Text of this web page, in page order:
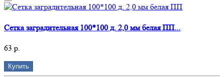
Сетка заградительная 100*100 д. 2,0 мм белая ПП...
63 р.
Купить